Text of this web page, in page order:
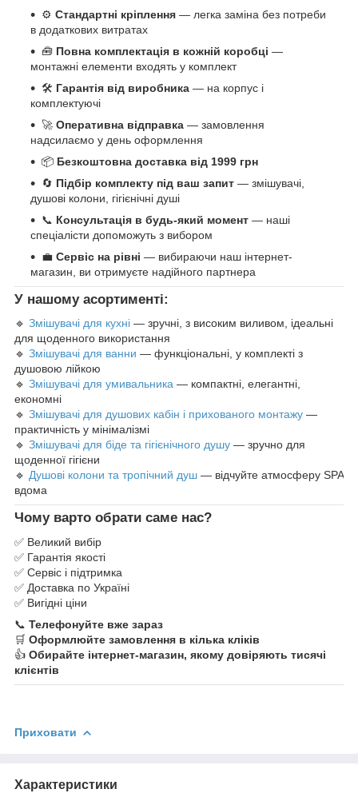
⚙️ Стандартні кріплення — легка заміна без потреби
в додаткових витратах
🧰 Повна комплектація в кожній коробці —
монтажні елементи входять у комплект
🛠️ Гарантія від виробника — на корпус і
комплектуючі
🚀 Оперативна відправка — замовлення
надсилаємо у день оформлення
📦 Безкоштовна доставка від 1999 грн
🔄 Підбір комплекту під ваш запит — змішувачі,
душові колони, гігієнічні душі
📞 Консультація в будь-який момент — наші
спеціалісти допоможуть з вибором
💼 Сервіс на рівні — вибираючи наш інтернет-
магазин, ви отримуєте надійного партнера
У нашому асортименті:
🔹 Змішувачі для кухні — зручні, з високим виливом, ідеальні
для щоденного використання
🔹 Змішувачі для ванни — функціональні, у комплекті з
душовою лійкою
🔹 Змішувачі для умивальника — компактні, елегантні,
економні
🔹 Змішувачі для душових кабін і прихованого монтажу —
практичність у мінімалізмі
🔹 Змішувачі для біде та гігієнічного душу — зручно для
щоденної гігієни
🔹 Душові колони та тропічний душ — відчуйте атмосферу SPA
вдома
Чому варто обрати саме нас?
✅ Великий вибір
✅ Гарантія якості
✅ Сервіс і підтримка
✅ Доставка по Україні
✅ Вигідні ціни
📞 Телефонуйте вже зараз
🛒 Оформлюйте замовлення в кілька кліків
👍 Обирайте інтернет-магазин, якому довіряють тисячі
клієнтів
Приховати
Характеристики